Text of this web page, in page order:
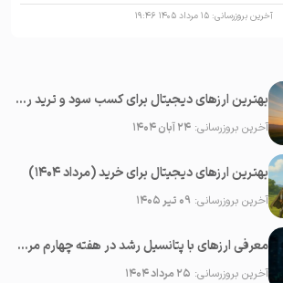
آخرین بروزرسانی: ۱۵ مرداد ۱۴۰۵ ۱۹:۴۶
بهترین ارزهای دیجیتال برای کسب سود و ترید روزانه در سال ۲۰۲۵
آخرین بروزرسانی:۲۴ آبان ۱۴۰۴
بهترین ارزهای دیجیتال برای خرید (مرداد ۱۴۰۴)
آخرین بروزرسانی:۰۹ تیر ۱۴۰۵
معرفی ارزهای با پتانسیل رشد در هفته چهارم مرداد ۱۴۰۴
آخرین بروزرسانی: ۲۵ مرداد ۱۴۰۴